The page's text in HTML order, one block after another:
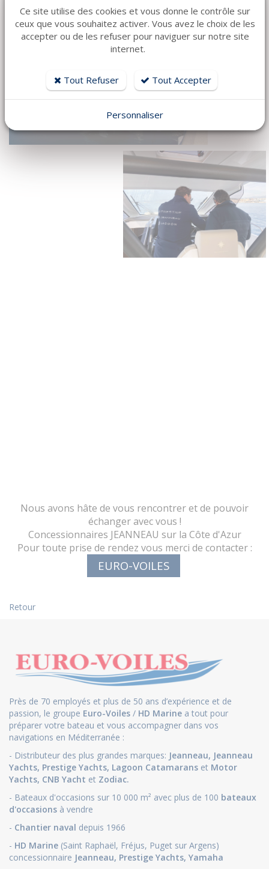
Nous avons hâte de vous rencontrer et de pouvoir
échanger avec vous !
Concessionnaires JEANNEAU sur la Côte d'Azur
Pour toute prise de rendez vous merci de contacter :
EURO-VOILES
Retour
Près de 70 employés et plus de 50 ans d’expérience et de
passion, le groupe Euro-Voiles / HD Marine a tout pour
préparer votre bateau et vous accompagner dans vos
navigations en Méditerranée :
- Distributeur des plus grandes marques: Jeanneau, Jeanneau
Yachts, Prestige Yachts, Lagoon Catamarans et Motor
Yachts, CNB Yacht et Zodiac.
- Bateaux d'occasions sur 10 000 m² avec plus de 100 bateaux
d'occasions à vendre
- Chantier naval depuis 1966
- HD Marine (Saint Raphaël, Fréjus, Puget sur Argens)
concessionnaire Jeanneau, Prestige Yachts, Yamaha
Ce site utilise des cookies et vous donne le contrôle sur
ceux que vous souhaitez activer. Vous avez le choix de les
accepter ou de les refuser pour naviguer sur notre site
internet.
Tout Refuser Tout Accepter
Personnaliser